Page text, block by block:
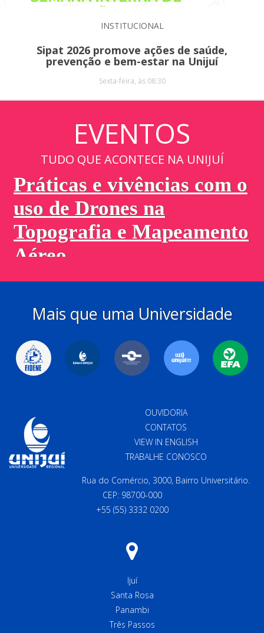
INSTITUCIONAL
Sipat 2026 promove ações de saúde,
prevenção e bem-estar na Unijuí
Sexta-feira, às 08:30
EVENTOS
TUDO QUE ACONTECE NA UNIJUÍ
Mais que uma Universidade
OUVIDORIA
CONTATOS
VIEW IN ENGLISH
TRABALHE CONOSCO
Rua do Comércio, 3000, Bairro Universitário.
CEP: 98700-000
+55 (55) 3332 0200
Ijuí
Santa Rosa
Panambi
Três Passos